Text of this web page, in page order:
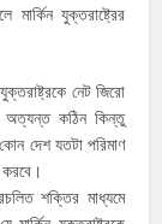
যুক্তরাষ্ট্রের
নেট জিরো
অত্যন্ত কঠিন কিন্তু
দেশ যতটা পরিমাণ
শক্তির মাধ্যমে